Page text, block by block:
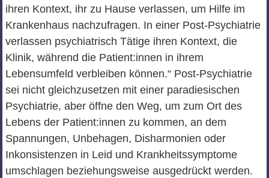
ihren Kontext, ihr zu Hause verlassen, um Hilfe im
Krankenhaus nachzufragen. In einer Post-Psychiatrie
verlassen psychiatrisch Tätige ihren Kontext, die
Klinik, während die Patient:innen in ihrem
Lebensumfeld verbleiben können.“ Post-Psychiatrie
sei nicht gleichzusetzen mit einer paradiesischen
Psychiatrie, aber öffne den Weg, um zum Ort des
Lebens der Patient:innen zu kommen, an dem
Spannungen, Unbehagen, Disharmonien oder
Inkonsistenzen in Leid und Krankheitssymptome
umschlagen beziehungsweise ausgedrückt werden.